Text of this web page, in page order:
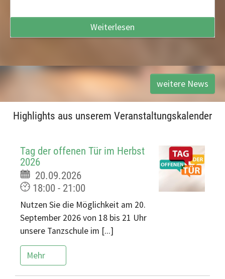
Weiterlesen
weitere News
Highlights aus unserem Veranstaltungskalender
Tag der offenen Tür im Herbst
2026
20.09.2026
18:00 - 21:00
Nutzen Sie die Möglichkeit am 20.
September 2026 von 18 bis 21 Uhr
unsere Tanzschule im [...]
Mehr